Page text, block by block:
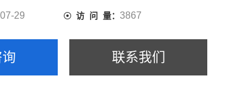
29 访 问 量： 3867
联系我们